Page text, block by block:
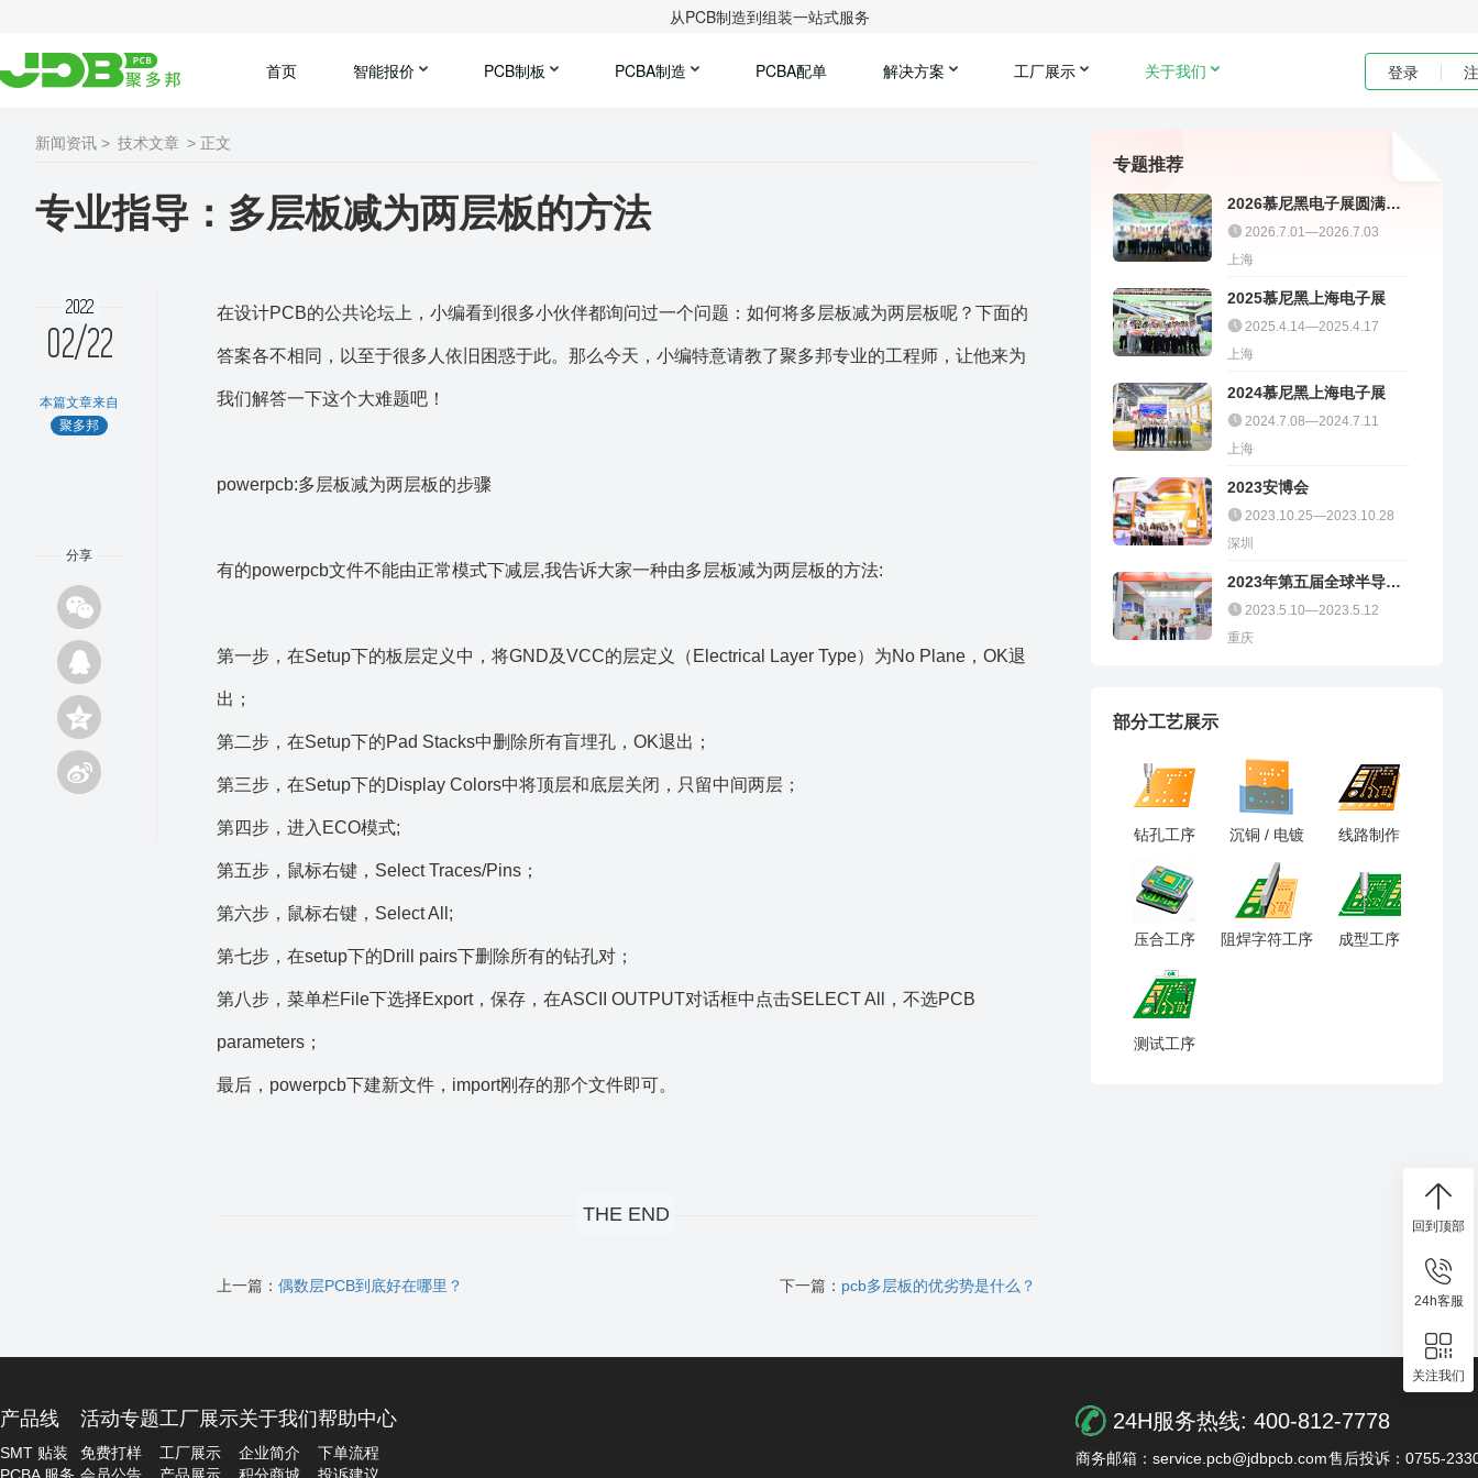
从PCB制造到组装一站式服务
首页 智能报价 PCB制板 PCBA制造 PCBA配单 解决方案 工厂展示 关于我们 登录
新闻资讯 > 技术文章 > 正文
专业指导：多层板减为两层板的方法
2022
02/22
本篇文章来自
聚多邦
分享
在设计PCB的公共论坛上，小编看到很多小伙伴都询问过一个问题：如何将多层板减为两层板呢？下面的
答案各不相同，以至于很多人依旧困惑于此。那么今天，小编特意请教了聚多邦专业的工程师，让他来为
我们解答一下这个大难题吧！
powerpcb:多层板减为两层板的步骤
有的powerpcb文件不能由正常模式下减层,我告诉大家一种由多层板减为两层板的方法:
第一步，在Setup下的板层定义中，将GND及VCC的层定义（Electrical Layer Type）为No Plane，OK退
出；
第二步，在Setup下的Pad Stacks中删除所有盲埋孔，OK退出；
第三步，在Setup下的Display Colors中将顶层和底层关闭，只留中间两层；
第四步，进入ECO模式;
第五步，鼠标右键，Select Traces/Pins；
第六步，鼠标右键，Select All;
第七步，在setup下的Drill pairs下删除所有的钻孔对；
第八步，菜单栏File下选择Export，保存，在ASCII OUTPUT对话框中点击SELECT All，不选PCB
parameters；
最后，powerpcb下建新文件，import刚存的那个文件即可。
THE END
上一篇： 偶数层PCB到底好在哪里？ 下一篇： pcb多层板的优劣势是什么？
专题推荐
2026慕尼黑电子展圆满收
官｜聚多邦精彩不停
2026.7.01—2026.7.03
上海
2025慕尼黑上海电子展
2025.4.14—2025.4.17
上海
2024慕尼黑上海电子展
2024.7.08—2024.7.11
上海
2023安博会
2023.10.25—2023.10.28
深圳
2023年第五届全球半导体
产业（重庆）博览会
2023.5.10—2023.5.12
重庆
部分工艺展示
钻孔工序 沉铜 / 电镀 线路制作
压合工序 阻焊字符工序 成型工序
测试工序
产品线
SMT 贴装
活动专题
免费打样
工厂展示
工厂展示
关于我们
企业简介
帮助中心
下单流程
24H服务热线: 400-812-7778
商务邮箱：service.pcb@jdbpcb.com售后投诉：0755-
回到顶部
24h客服
关注我们